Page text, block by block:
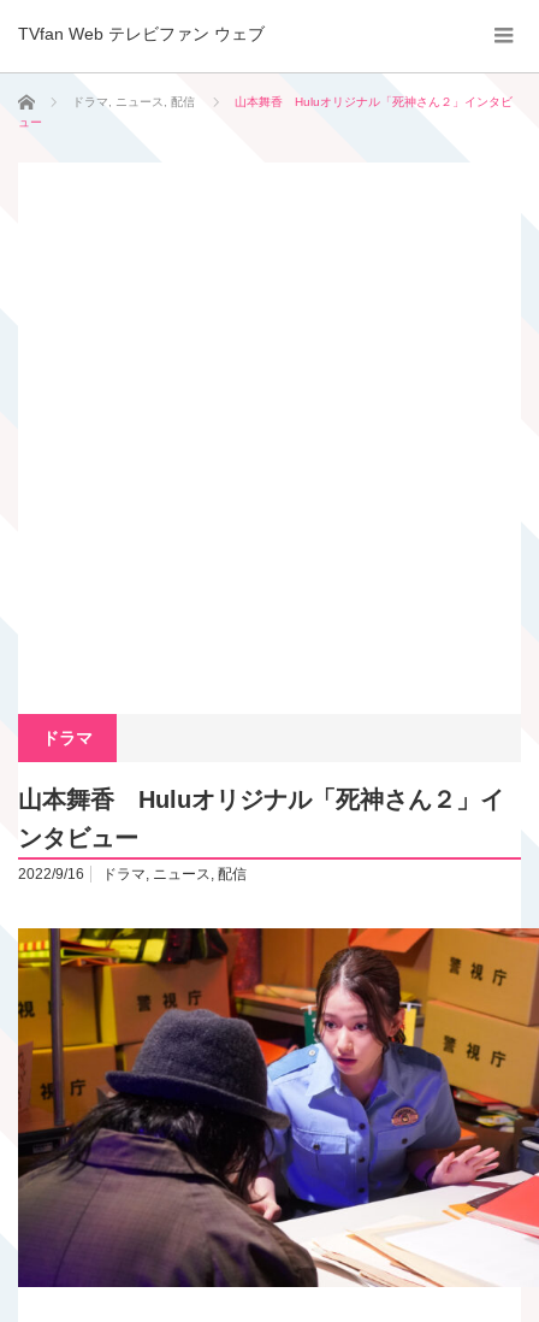
TVfan Web テレビファン ウェブ
ホーム ドラマ ニュース 配信
山本舞香 Huluオリジナル「死神さん２」インタビ
ュー
ドラマ
山本舞香 Huluオリジナル「死神さん２」イ
ンタビュー
2022/9/16 ドラマ, ニュース, 配信